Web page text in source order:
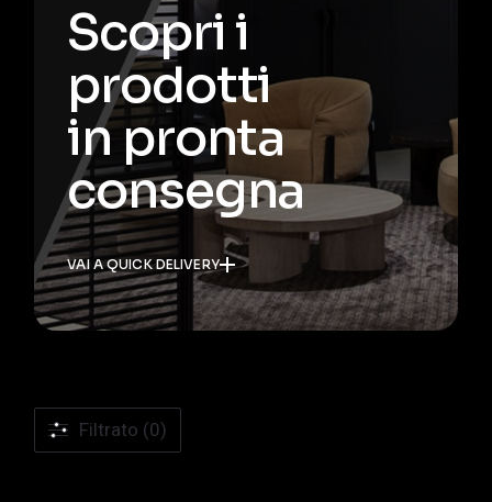
Scopri i
prodotti
in pronta
consegna
VAI A QUICK DELIVERY
Filtrato (0)